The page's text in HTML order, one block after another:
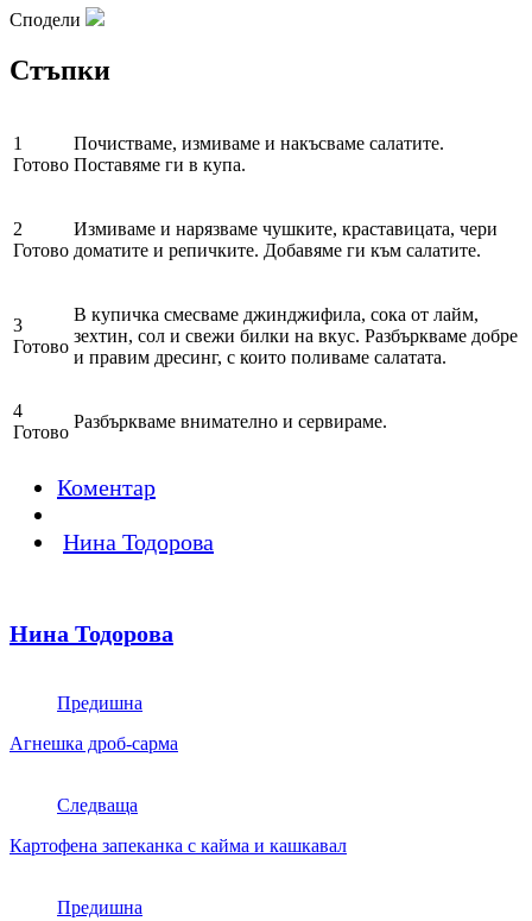
Сподели
Стъпки
1
Готово
Почистваме, измиваме и накъсваме салатите.
Поставяме ги в купа.
2
Готово
Измиваме и нарязваме чушките, краставицата, чери
доматите и репичките. Добавяме ги към салатите.
3
Готово
В купичка смесваме джинджифила, сока от лайм,
зехтин, сол и свежи билки на вкус. Разбъркваме добре
и правим дресинг, с които поливаме салатата.
4
Готово
Разбъркваме внимателно и сервираме.
Коментар
Нина Тодорова
Нина Тодорова
Предишна
Агнешка дроб-сарма
Следваща
Картофена запеканка с кайма и кашкавал
Предишна